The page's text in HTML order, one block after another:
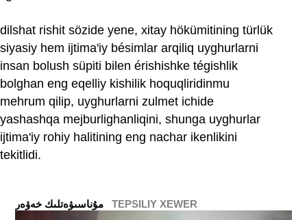
dilshat rishit sözide yene, xitay hökümitining türlük
siyasiy hem ijtima'iy bésimlar arqiliq uyghurlarni
insan bolush süpiti bilen érishishke tégishlik
bolghan eng eqelliy kishilik hoquqliridinmu
mehrum qilip, uyghurlarni zulmet ichide
yashashqa mejburlighanliqini, shunga uyghurlar
ijtima'iy rohiy halitining eng nachar ikenlikini
tekitlidi.
TEPSILIY XEWER